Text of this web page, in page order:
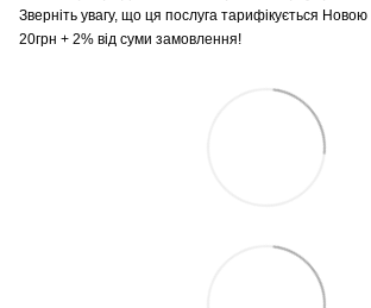
Зверніть увагу, що ця послуга тарифікується
20грн + 2% від суми замовлення!